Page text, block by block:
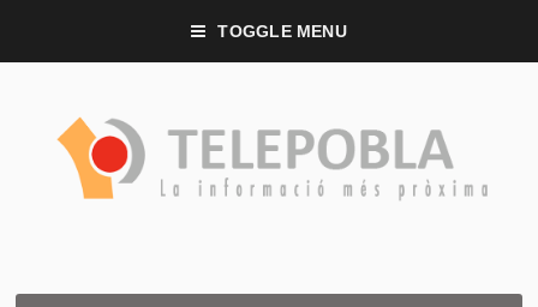
TOGGLE MENU